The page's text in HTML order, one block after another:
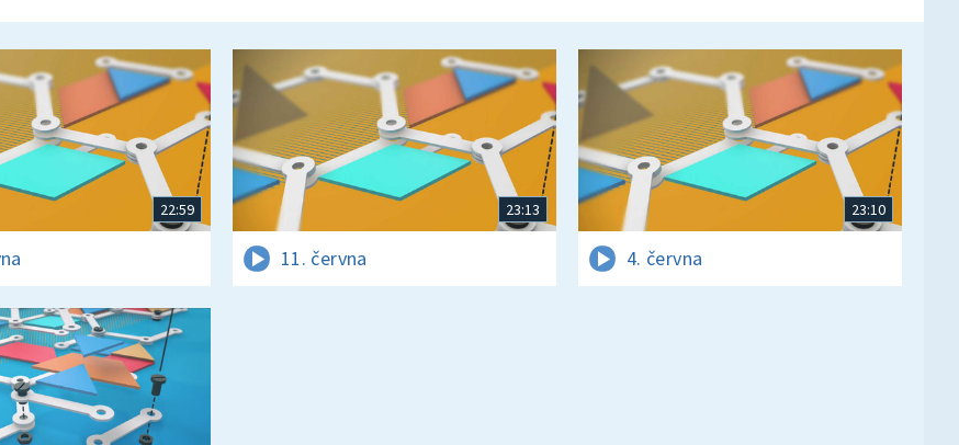
22:59 23:13
11. června
23:10
4. června